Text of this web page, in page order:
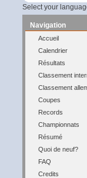
Select your
Navigation
Accueil
Calendrier
Résultats
Classement
Classement
Coupes
Records
Championnats
Résumé
Quoi de neuf?
FAQ
Credits